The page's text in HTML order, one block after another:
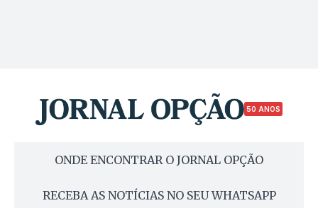
50 ANOS
ONDE ENCONTRAR O JORNAL OPÇÃO
RECEBA AS NOTÍCIAS NO SEU WHATSAPP